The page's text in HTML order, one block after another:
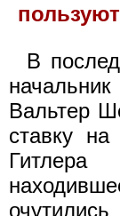
В
Вальтер
ставку на